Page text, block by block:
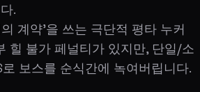
.
계약'을 쓰는 극단적 평타 누커
힐 불가 페널티가 있지만, 단일/소
보스를 순식간에 녹여버립니다.